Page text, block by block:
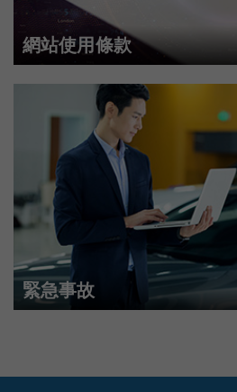
網站使用條款
緊急事故